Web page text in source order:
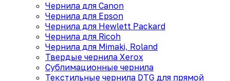
Чернила для Canon
Чернила для Epson
Чернила для Hewlett Packard
Чернила для Ricoh
Чернила для Mimaki, Roland
Твердые чернила Xerox
Сублимационные чернила
Текстильные чернила DTG для прямой